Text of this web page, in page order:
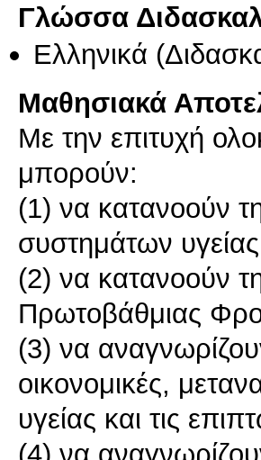
Γλώσσα
Ελληνικά
Μαθησιακά
Με την επιτυχή
μπορούν:
(1) να κατανοούν
συστημάτων
(2) να κατανοούν
Πρωτοβάθμιας
(3) να
οικονομικές,
υγείας και τις
(4) να